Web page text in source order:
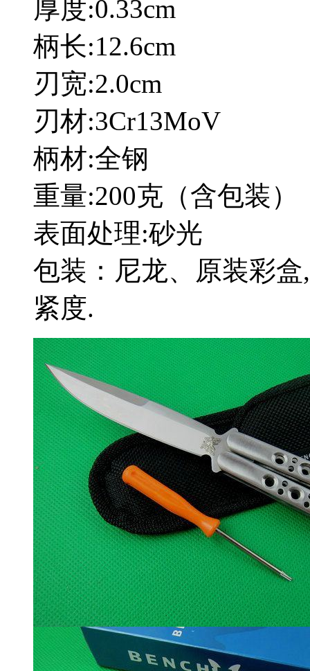
厚度:0.33cm
柄长:12.6cm
刃宽:2.0cm
刃材:3Cr13MoV
柄材:全钢
重量:200克（含包装）
表面处理:砂光
包装：尼龙、原装彩
紧度.